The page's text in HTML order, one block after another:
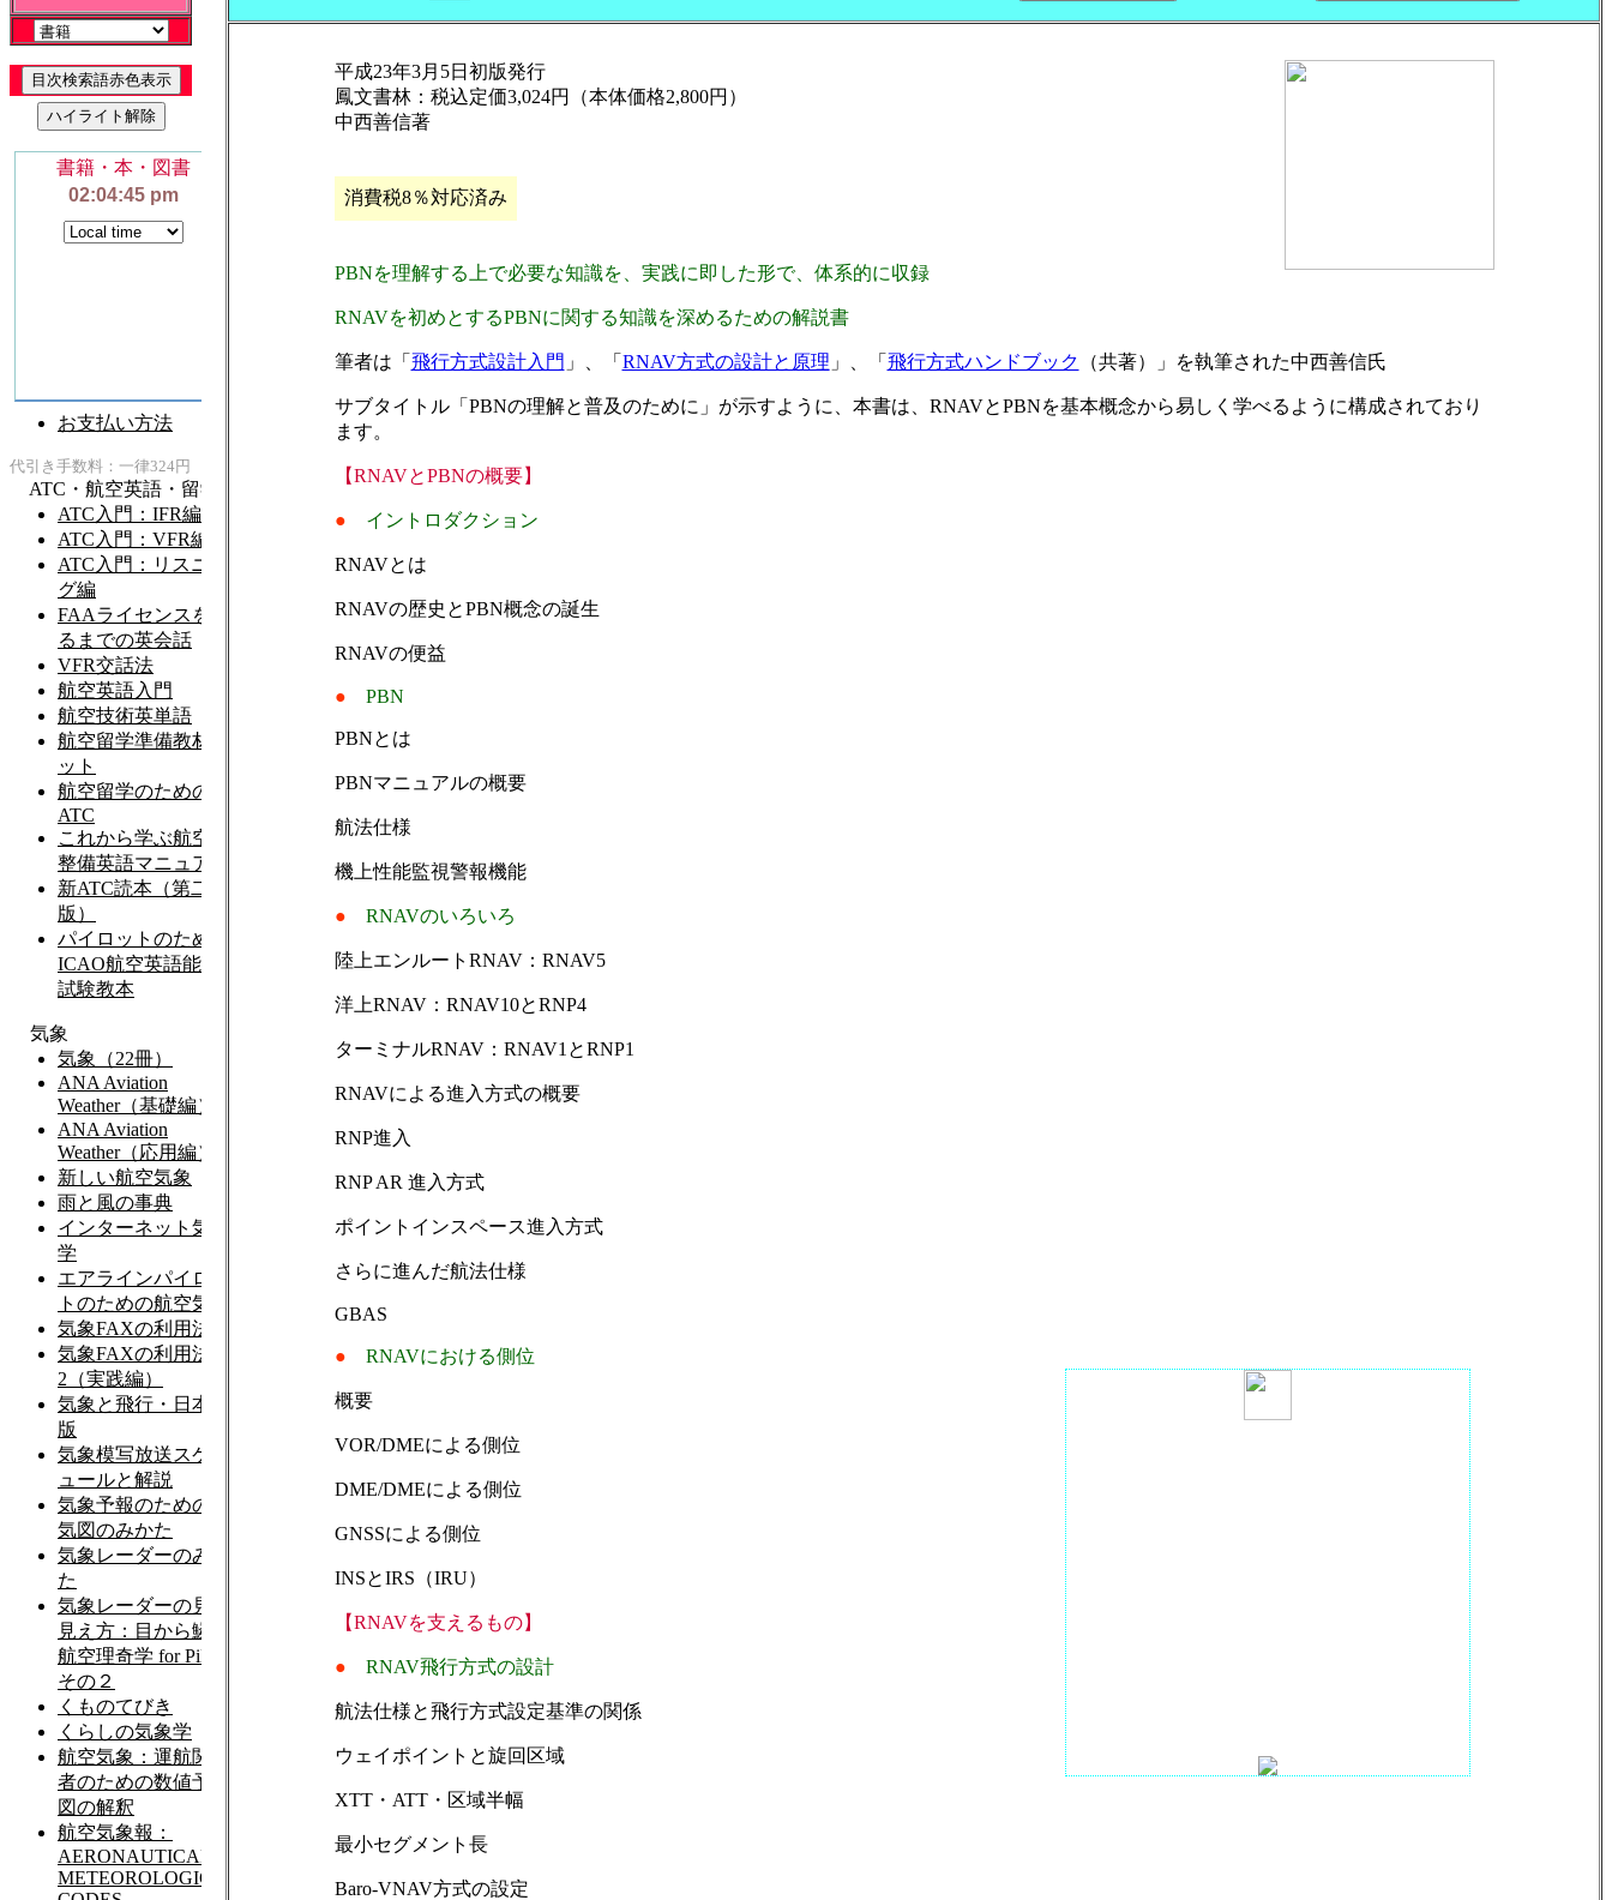
平成23年3月5日初版発行
鳳文書林：税込定価3,024円（本体価格2,800円）
中西善信著
消費税8％対応済み
PBNを理解する上で必要な知識を、実践に即した形で、体系的に収録
RNAVを初めとするPBNに関する知識を深めるための解説書
筆者は「 飛行方式設計入門 」、「 RNAV方式の設計と原理 」、「 飛行方式ハンドブック （共著）」を執筆された中西善信氏
サブタイトル「PBNの理解と普及のために」が示すように、本書は、RNAVとPBNを基本概念から易しく学べるように構成されており
ます。
【RNAVとPBNの概要】
● イントロダクション
RNAVとは
RNAVの歴史とPBN概念の誕生
RNAVの便益
● PBN
PBNとは
PBNマニュアルの概要
航法仕様
機上性能監視警報機能
● RNAVのいろいろ
陸上エンルートRNAV：RNAV5
洋上RNAV：RNAV10とRNP4
ターミナルRNAV：RNAV1とRNP1
RNAVによる進入方式の概要
RNP進入
RNP AR 進入方式
ポイントインスペース進入方式
さらに進んだ航法仕様
GBAS
● RNAVにおける側位
概要
VOR/DMEによる側位
DME/DMEによる側位
GNSSによる側位
INSとIRS（IRU）
【RNAVを支えるもの】
● RNAV飛行方式の設計
航法仕様と飛行方式設定基準の関係
ウェイポイントと旋回区域
XTT・ATT・区域半幅
最小セグメント長
Baro-VNAV方式の設定